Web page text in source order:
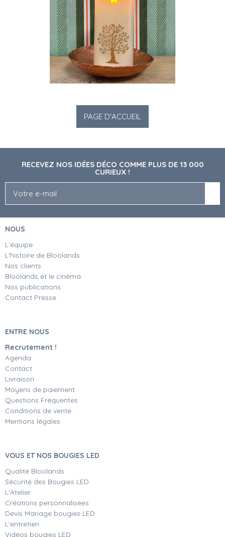
RECEVEZ NOS IDÉES DÉCO COMME PLUS DE 13 000
CURIEUX !
NOUS
L'équipe
L'histoire de Bloolands
Nos clients
Bloolands et le cinéma
Nos publications
Contact Presse
ENTRE NOUS
Recrutement !
Agenda
Contact
Livraison
Moyens de paiement
Questions Fréquentes
Conditions de vente
Mentions légales
VOUS ET NOS BOUGIES LED
Qualité Bloolands
Sécurité des Bougies LED
L'Atelier
Créations personnalisées
Devis Mariage bougies LED
L'entretien
Vidéos bougies LED